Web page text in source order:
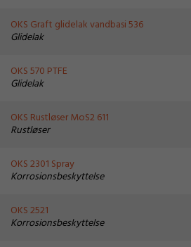
OKS Graft glidelak vandbasi 536
Glidelak
OKS 570 PTFE
Glidelak
OKS Rustløser MoS2 611
Rustløser
OKS 2301 Spray
Korrosionsbeskyttelse
OKS 2521
Korrosionsbeskyttelse